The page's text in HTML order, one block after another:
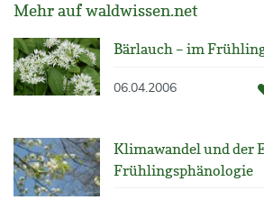
Mehr auf waldwissen.net
Bärlauch – im
06.04.2006
Klimawandel und der
Frühlingsphänologie